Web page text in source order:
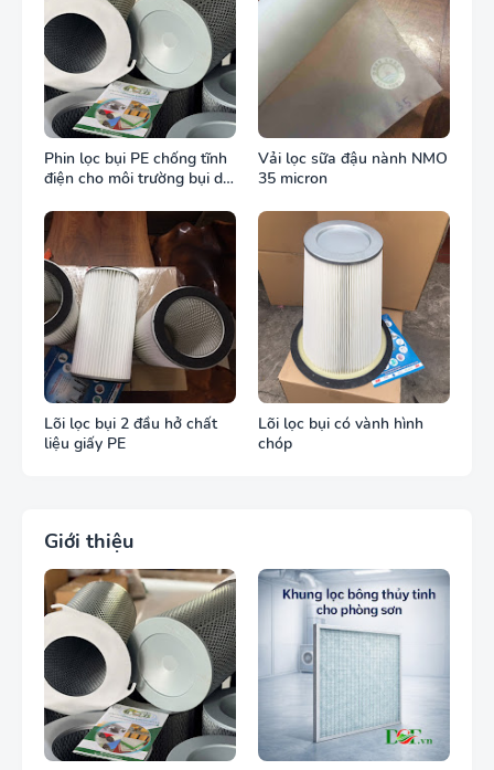
Phin lọc bụi PE chống tĩnh
điện cho môi trường bụi dễ
Vải lọc sữa đậu nành NMO
35 micron
Lõi lọc bụi 2 đầu hở chất
liệu giấy PE
Lõi lọc bụi có vành hình
chóp
Giới thiệu